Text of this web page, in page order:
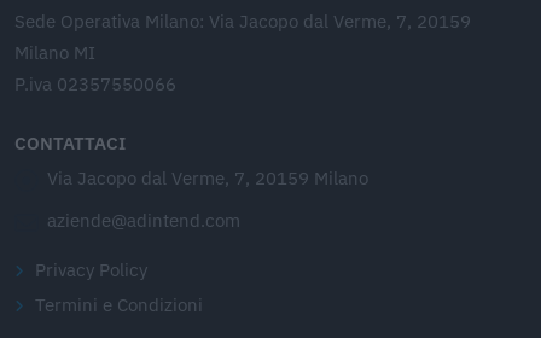
Sede Operativa Milano: Via Jacopo dal Verme, 7, 20159
Milano MI
P.iva 02357550066
CONTATTACI
Via Jacopo dal Verme, 7, 20159 Milano
aziende@adintend.com
Privacy Policy
Termini e Condizioni